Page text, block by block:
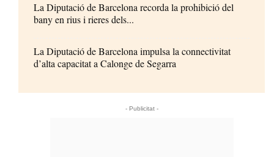
La Diputació de Barcelona recorda la prohibició del
bany en rius i rieres dels...
La Diputació de Barcelona impulsa la connectivitat
d’alta capacitat a Calonge de Segarra
- Publicitat -